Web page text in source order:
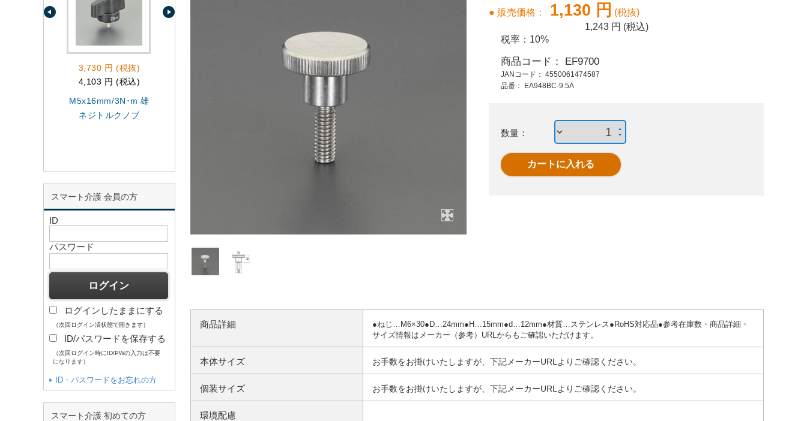
3,730 円 (税抜)
4,103 円 (税込)
M5x16mm/3N･m 雄
ネジトルクノブ
660 円 (税抜)
726 円 (税込)
30xM8x25mm[S45C]
雄ねじノブ
675 円 (税抜)
742 円 (税込)
スマート介護 会員の方
ID
パスワード
ログインしたままにする
（次回ログイン済状態で開きます）
ID/パスワードを保存する
（次回ログイン時にID/PWの入力は不要
になります）
ID・パスワードをお忘れの方
スマート介護 初めての方
● 販売価格：
1,130 円 (税抜)
1,243 円 (税込)
税率： 10%
商品コード： EF9700
JANコード： 4550061474587
品番：
EA948BC-9.5A
数量：
商品詳細
●ねじ…M6×30●D…24mm●H…15mm●d…12mm●材質…ステンレス●RoHS対応品●参考在庫数・商品詳細・
サイズ情報はメーカー（参考）URLからもご確認いただけます。
本体サイズ お手数をお掛けいたしますが、下記メーカーURLよりご確認ください。
個装サイズ お手数をお掛けいたしますが、下記メーカーURLよりご確認ください。
環境配慮